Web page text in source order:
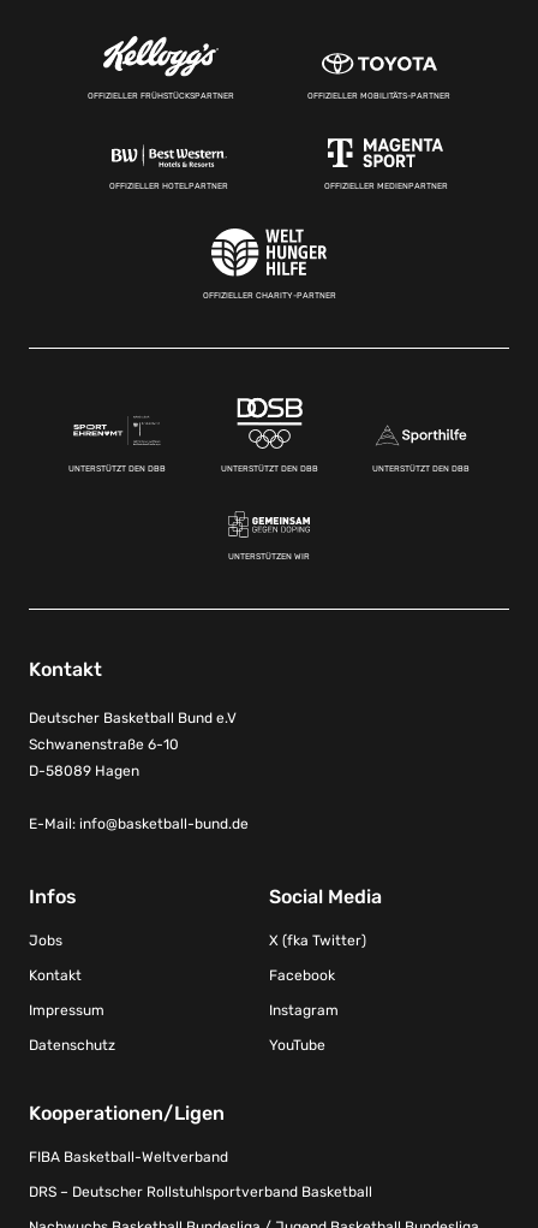
OFFIZIELLER FRÜHSTÜCKSPARTNER OFFIZIELLER MOBILITÄTS-PARTNER
OFFIZIELLER HOTELPARTNER OFFIZIELLER MEDIENPARTNER
OFFIZIELLER CHARITY-PARTNER
UNTERSTÜTZT DEN DBB UNTERSTÜTZT DEN DBB UNTERSTÜTZT DEN DBB
UNTERSTÜTZEN WIR
Kontakt
Deutscher Basketball Bund e.V
Schwanenstraße 6-10
D-58089 Hagen
E-Mail: info@basketball-bund.de
Infos
Jobs
Kontakt
Impressum
Datenschutz
Social Media
X (fka Twitter)
Facebook
Instagram
YouTube
Kooperationen/Ligen
FIBA Basketball-Weltverband
DRS – Deutscher Rollstuhlsportverband Basketball